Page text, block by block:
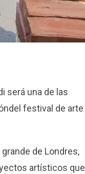
será una de las
festival de arte
de Londres,
artísticos que